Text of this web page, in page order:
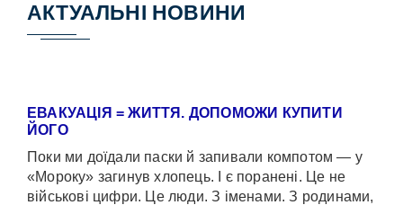
АКТУАЛЬНІ НОВИНИ
ЕВАКУАЦІЯ = ЖИТТЯ. ДОПОМОЖИ КУПИТИ
ЙОГО
Поки ми доїдали паски й запивали компотом — у
«Мороку» загинув хлопець. І є поранені. Це не
військові цифри. Це люди. З іменами. З родинами,